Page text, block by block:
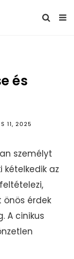
és
11, 2025
személyt
az
érdek
A cinikus